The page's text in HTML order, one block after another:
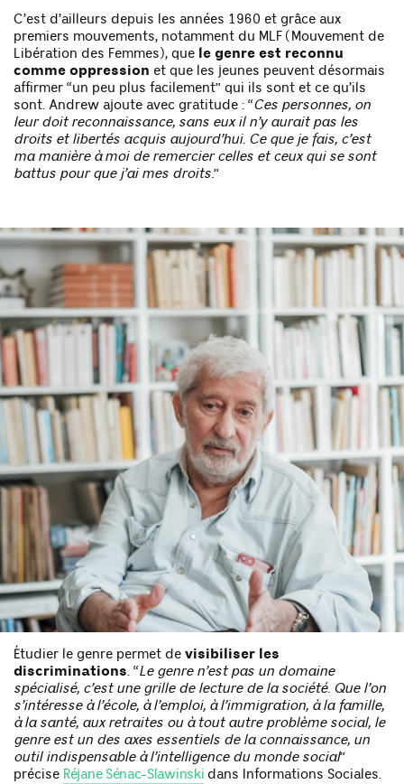
C’est d’ailleurs depuis les années 1960 et grâce aux
premiers mouvements, notamment du MLF (Mouvement de
Libération des Femmes), que le genre est reconnu
comme oppression et que les jeunes peuvent désormais
affirmer “un peu plus facilement” qui ils sont et ce qu’ils
sont. Andrew ajoute avec gratitude : “Ces personnes, on
leur doit reconnaissance, sans eux il n’y aurait pas les
droits et libertés acquis aujourd’hui. Ce que je fais, c’est
ma manière à moi de remercier celles et ceux qui se sont
battus pour que j’ai mes droits.”
Étudier le genre permet de visibiliser les
discriminations. “Le genre n’est pas un domaine
spécialisé, c’est une grille de lecture de la société. Que l’on
s’intéresse à l’école, à l’emploi, à l’immigration, à la famille,
à la santé, aux retraites ou à tout autre problème social, le
genre est un des axes essentiels de la connaissance, un
outil indispensable à l’intelligence du monde social”
précise Réjane Sénac-Slawinski dans Informations Sociales.